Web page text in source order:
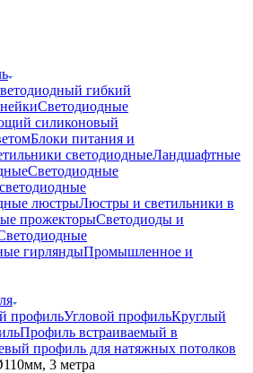
гибкий
Светодиодные
силиконовый
Блоки питания и
светодиодныеЛандшафтные
Светодиодные
люстрыЛюстры и светильники в
прожекторыСветодиоды и
гирляндыПромышленное и
профильУгловой профильКруглый
Профиль встраиваемый в
профиль для натяжных потолков
3 метра